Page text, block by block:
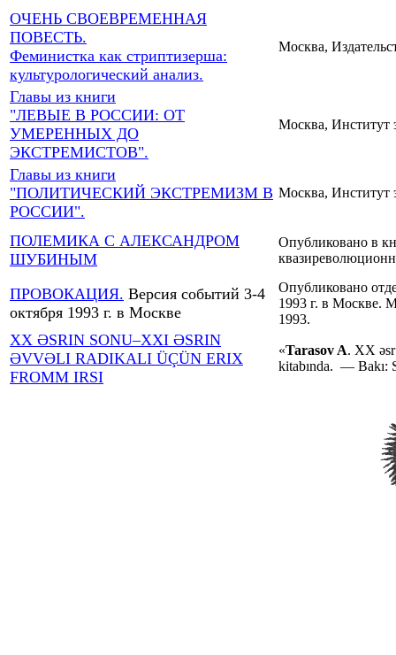
ОЧЕНЬ СВОЕВРЕМЕННАЯ
ПОВЕСТЬ.
Феминистка как стриптизерша:
культурологический анализ.
Москва,
Главы из книги
"ЛЕВЫЕ В РОССИИ: ОТ
УМЕРЕННЫХ ДО
ЭКСТРЕМИСТОВ".
Москва, Институт
Главы из книги
"ПОЛИТИЧЕСКИЙ ЭКСТРЕМИЗМ В
РОССИИ".
Москва, Институт
ПОЛЕМИКА С АЛЕКСАНДРОМ
ШУБИНЫМ
Опубликовано в
ПРОВОКАЦИЯ. Версия событий 3-4
октября 1993 г. в Москве
Опубликовано
1993 г. в Москве.
1993.
XX ƏSRIN SONU–XXI ƏSRIN
ƏVVƏLI RADIKALI ÜÇÜN ERIX
FROMM IRSI
«Tarasov A. XX
kitabında. — Bakı: